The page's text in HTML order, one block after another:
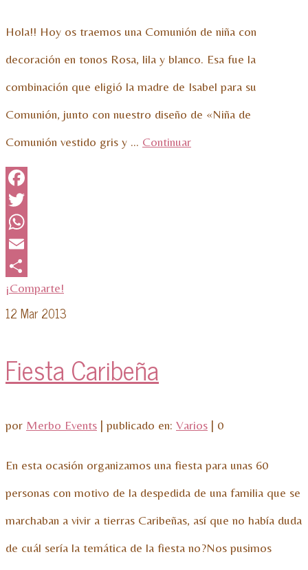
Hola!! Hoy os traemos una Comunión de niña con
decoración en tonos Rosa, lila y blanco. Esa fue la
combinación que eligió la madre de Isabel para su
Comunión, junto con nuestro diseño de «Niña de
Comunión vestido gris y … Continuar
Facebook
Twitter
WhatsApp
Email
¡Comparte!
12 Mar 2013
Fiesta Caribeña
por Merbo Events | publicado en: Varios | 0
En esta ocasión organizamos una fiesta para unas 60
personas con motivo de la despedida de una familia que se
marchaban a vivir a tierras Caribeñas, así que no había duda
de cuál sería la temática de la fiesta no?Nos pusimos